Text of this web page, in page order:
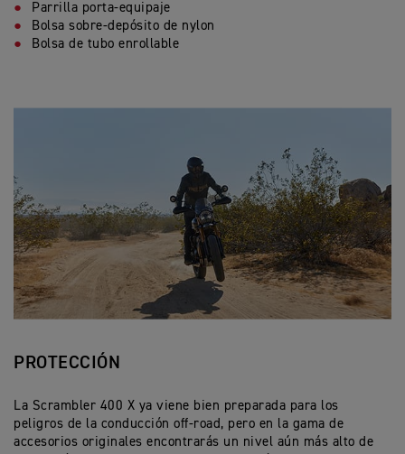
Parrilla porta-equipaje
Bolsa sobre-depósito de nylon
Bolsa de tubo enrollable
PROTECCIÓN
La Scrambler 400 X ya viene bien preparada para los
peligros de la conducción off-road, pero en la gama de
accesorios originales encontrarás un nivel aún más alto de